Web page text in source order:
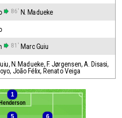
86' N. Madueke
81' Marc Guiu
, N. Madueke, F. Jørgensen, A. Disasi,
, João Félix, Renato Veiga